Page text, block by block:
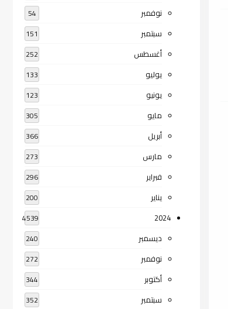
نوفمبر 54
سبتمبر 151
أغسطس 252
يوليو 133
يونيو 123
مايو 305
أبريل 366
مارس 273
فبراير 296
يناير 200
2024
4539
ديسمبر 240
نوفمبر 272
أكتوبر 344
سبتمبر 352